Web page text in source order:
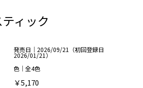
ィック
発売日｜2026/09/21（初回登録日
2026/01/21）
色｜全4色
￥5,170